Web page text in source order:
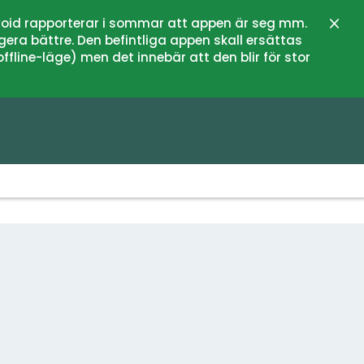
rapporterar i sommar att appen är seg mm.
bättre. Den befintliga appen skall ersättas
läge) men det innebär att den blir för stor